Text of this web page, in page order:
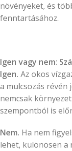
növényeket, és
fenntartásához.
Igen vagy nem:
Igen. Az okos
a mulcsozás révén
nemcsak
szempontból is
Nem. Ha nem
lehet, különösen a